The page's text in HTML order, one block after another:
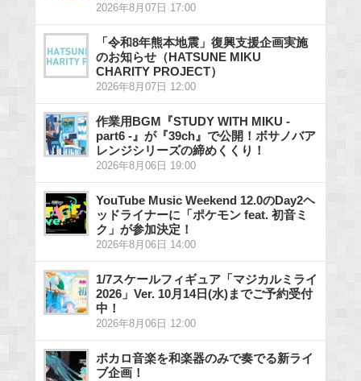
2026年8月07日 17:00
「令和8年熊本地震」復興支援企画実施
のお知らせ（HATSUNE MIKU
CHARITY PROJECT）
2026年8月07日 12:00
作業用BGM『STUDY WITH MIKU -
part6 -』が『39ch』で公開！ボサノバア
レンジシリーズの締めくくり！
2026年8月06日 19:00
YouTube Music Weekend 12.0のDay2ヘ
ッドライナーに「ポケモン feat. 初音ミ
ク」が参加決定！
2026年8月06日 14:00
1/7スケールフィギュア「マジカルミライ
2026」Ver. 10月14日(水)までご予約受付
中！
2026年8月06日 12:00
ボカロ音楽を和楽器のみで奏でる新ライ
ブ企画！